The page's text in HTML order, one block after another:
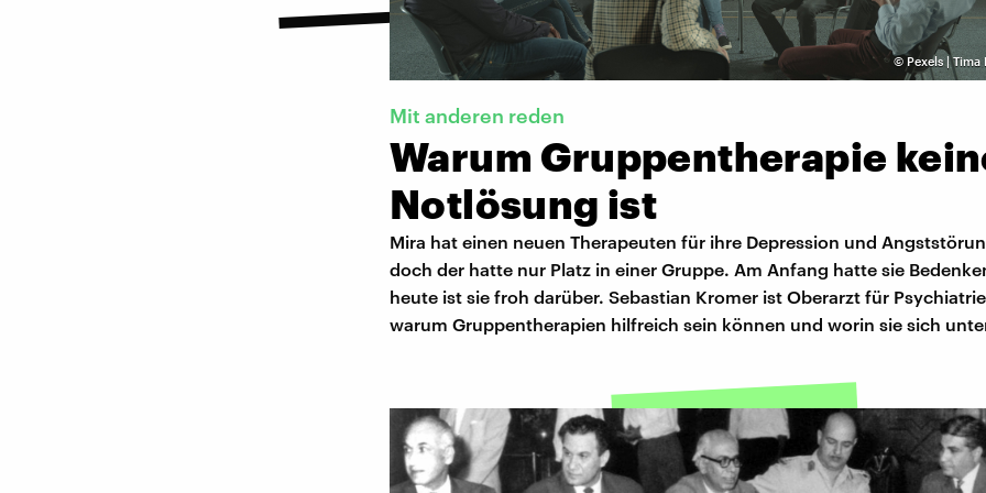
© Pexels |
Mit anderen reden
Warum Gruppentherapie
Notlösung ist
Mira hat einen neuen Therapeuten für ihre Depression und
doch der hatte nur Platz in einer Gruppe. Am Anfang hatte sie
heute ist sie froh darüber. Sebastian Kromer ist Oberarzt für
warum Gruppentherapien hilfreich sein können und worin sie sich